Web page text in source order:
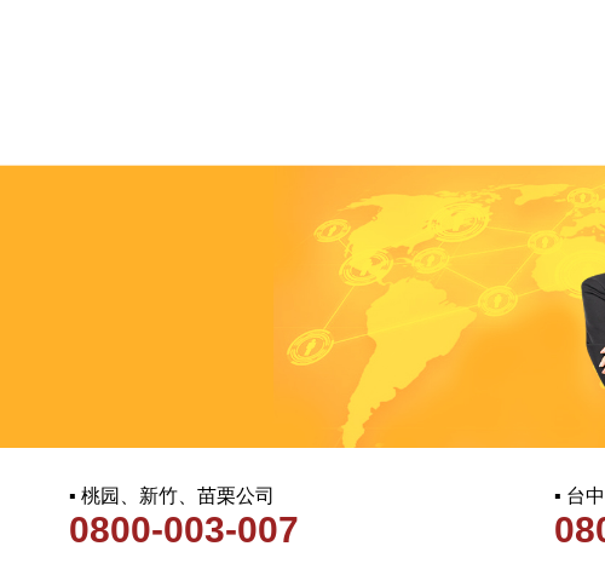
▪ 桃园、新竹、苗栗公司
0800-003-007
▪ 台